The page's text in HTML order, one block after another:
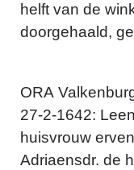
helft van de
doorgehaald,
ORA
27-2-1642:
huisvrouw
Adriaensdr. de